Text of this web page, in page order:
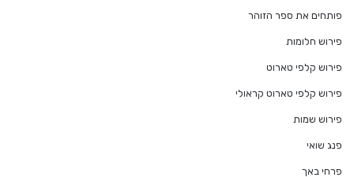
פותחים את ספר הזוהר
פירוש חלומות
פירוש קלפי טארוט
פירוש קלפי טארוט קראולי
פירוש שמות
פנג שואי
פרחי באך